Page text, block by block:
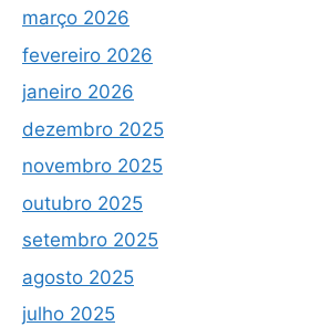
março 2026
fevereiro 2026
janeiro 2026
dezembro 2025
novembro 2025
outubro 2025
setembro 2025
agosto 2025
julho 2025